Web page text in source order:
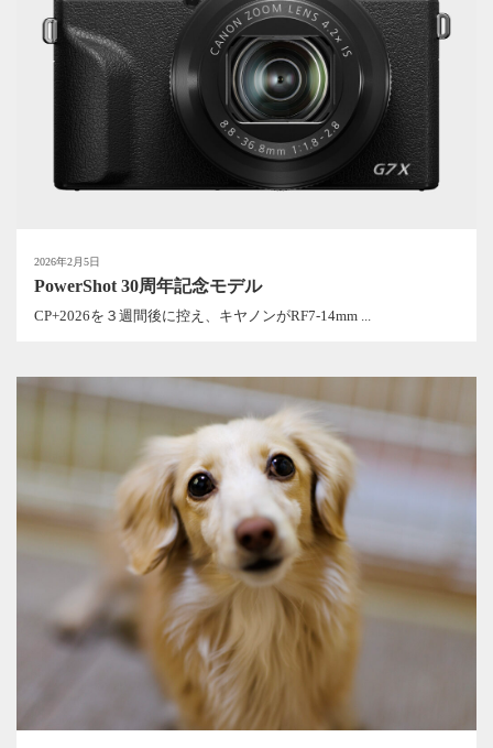
2026年2月5日
PowerShot 30周年記念モデル
CP+2026を３週間後に控え、キヤノンがRF7-14mm ...